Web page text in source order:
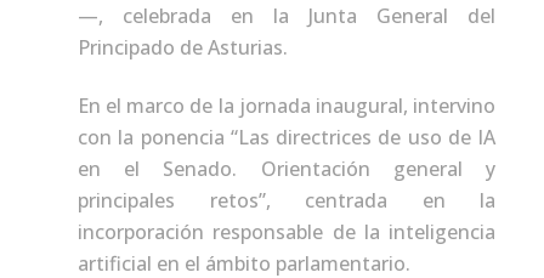
—, celebrada en la Junta General del
Principado de Asturias.
En el marco de la jornada inaugural, intervino
con la ponencia “Las directrices de uso de IA
en el Senado. Orientación general y
principales retos”, centrada en la
incorporación responsable de la inteligencia
artificial en el ámbito parlamentario.